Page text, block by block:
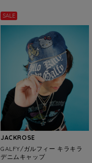
SALE
JACKROSE
GALFY/ガルフィー キラキラ
デニムキャップ